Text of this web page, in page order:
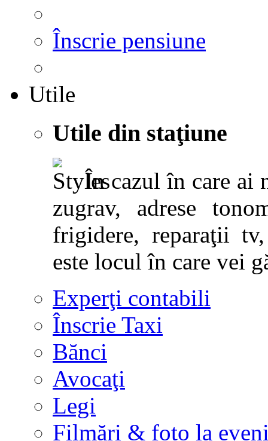
Înscrie pensiune
Utile
Utile din staţiune
În cazul în care ai
zugrav, adrese
frigidere, reparaţii
este locul în care vei
Experţi contabili
Înscrie Taxi
Bănci
Avocaţi
Legi
Filmări & foto la